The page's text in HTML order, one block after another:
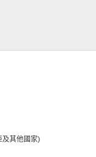
及其他國家)